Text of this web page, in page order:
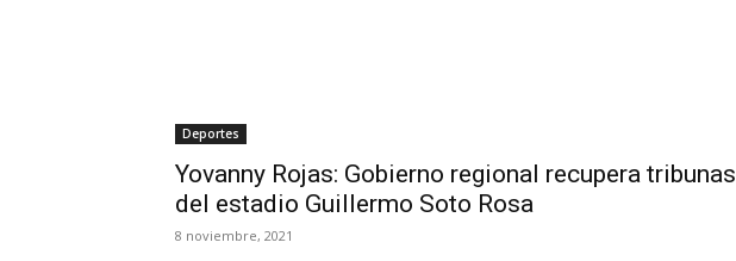
Deportes
Yovanny Rojas: Gobierno regional recupera tribunas
del estadio Guillermo Soto Rosa
8 noviembre, 2021